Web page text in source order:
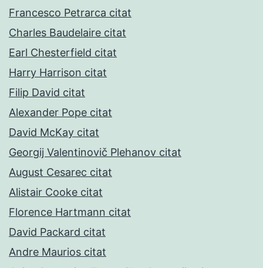
Francesco Petrarca citat
Charles Baudelaire citat
Earl Chesterfield citat
Harry Harrison citat
Filip David citat
Alexander Pope citat
David McKay citat
Georgij Valentinovič Plehanov citat
August Cesarec citat
Alistair Cooke citat
Florence Hartmann citat
David Packard citat
Andre Maurios citat